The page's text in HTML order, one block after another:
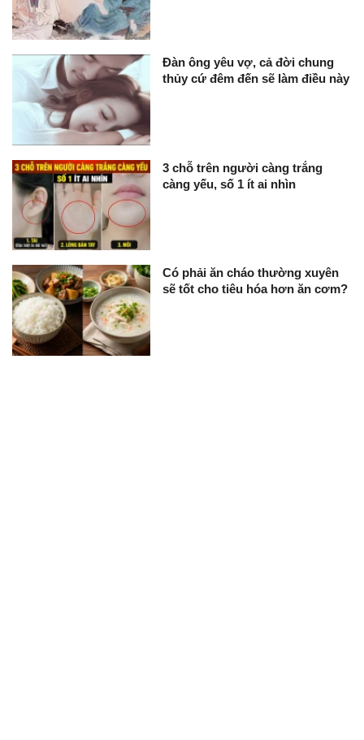
Đàn ông yêu vợ, cả đời chung
thủy cứ đêm đến sẽ làm điều này
3 chỗ trên người càng trắng
càng yếu, số 1 ít ai nhìn
Có phải ăn cháo thường xuyên
sẽ tốt cho tiêu hóa hơn ăn cơm?